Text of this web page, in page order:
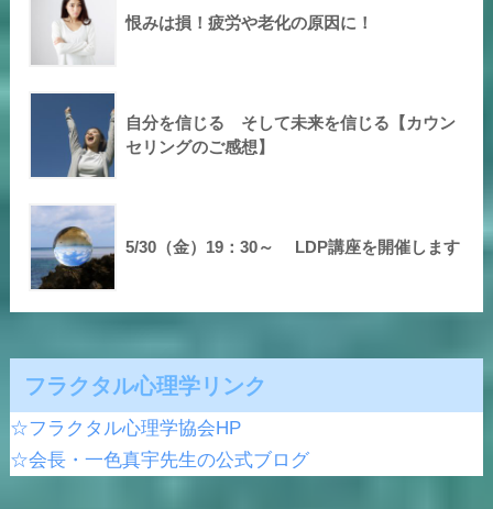
恨みは損！疲労や老化の原因に！
自分を信じる そして未来を信じる【カウン
セリングのご感想】
5/30（金）19：30～ LDP講座を開催します
フラクタル心理学リンク
☆フラクタル心理学協会HP
☆会長・一色真宇先生の公式ブログ